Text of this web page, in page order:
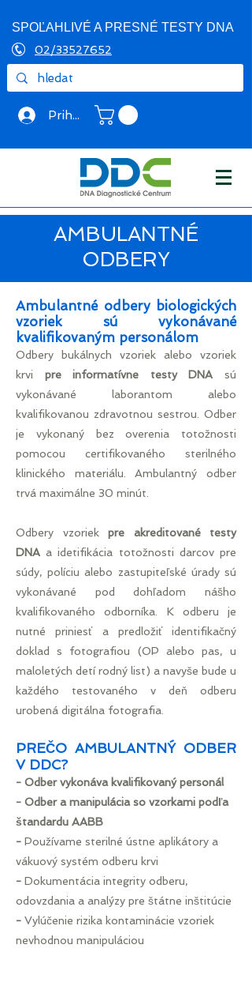
SPOĽAHLIVÉ A PRESNÉ TESTY DNA
02/33527652
Prihlásiť sa
AMBULANTNÉ
ODBERY
Ambulantné odbery biologických
vzoriek sú vykonávané
kvalifikovaným personálom
Odbery bukálnych vzoriek alebo vzoriek
krvi pre informatívne testy DNA sú
vykonávané laborantom alebo
kvalifikovanou zdravotnou sestrou. Odber
je vykonaný bez overenia totožnosti
pomocou certifikovaného sterilného
klinického materiálu. Ambulantný odber
trvá maximálne 30 minút.
Odbery vzoriek pre akreditované testy
DNA a idetifikácia totožnosti darcov pre
súdy, políciu alebo zastupiteľské úrady sú
vykonávané pod dohľadom nášho
kvalifikovaného odborníka. K odberu je
nutné priniesť a predložiť identifikačný
doklad s fotografiou (OP alebo pas, u
maloletých detí rodný list) a navyše bude u
každého testovaného v deň odberu
urobená digitálna fotografia.
PREČO AMBULANTNÝ ODBER
V DDC?
- Odber vykonáva kvalifikovaný personál
- Odber a manipulácia so vzorkami podľa
štandardu AABB
- Používame sterilné ústne aplikátory a
vákuový systém odberu krvi
- Dokumentácia integrity odberu,
odovzdania a analýzy pre štátne inštitúcie
- Vylúčenie rizika kontaminácie vzoriek
nevhodnou manipuláciou